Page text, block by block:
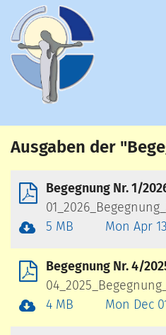
Zum Inhalt springen
Ausgaben der
Begegnung Nr. 1/
5 MB
Mon Apr
Begegnung Nr. 4/
4 MB
Mon Dec